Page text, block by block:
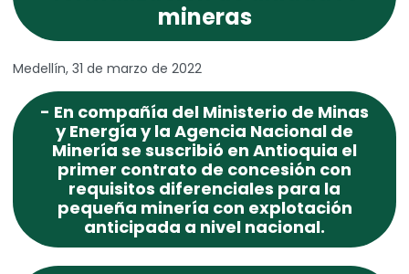
mineras
Medellín, 31 de marzo de 2022
- En compañía del Ministerio de Minas
y Energía y la Agencia Nacional de
Minería se suscribió en Antioquia el
primer contrato de concesión con
requisitos diferenciales para la
pequeña minería con explotación
anticipada a nivel nacional.